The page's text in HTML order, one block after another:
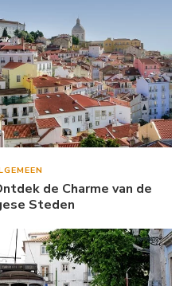
de Charme van de
Steden